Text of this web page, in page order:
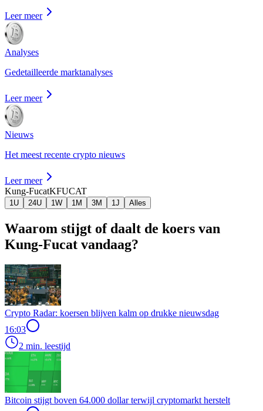
Leer meer
Analyses
Gedetailleerde marktanalyses
Leer meer
Nieuws
Het meest recente crypto nieuws
Leer meer
Kung-FucatKFUCAT
1U 24U 1W 1M 3M 1J Alles
Waarom stijgt of daalt de koers van
Kung-Fucat vandaag?
Crypto Radar: koersen blijven kalm op drukke nieuwsdag
16:03
2 min. leestijd
Bitcoin stijgt boven 64.000 dollar terwijl cryptomarkt herstelt